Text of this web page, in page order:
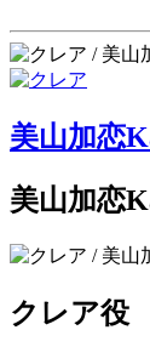
美山加恋
美山加恋
クレア役